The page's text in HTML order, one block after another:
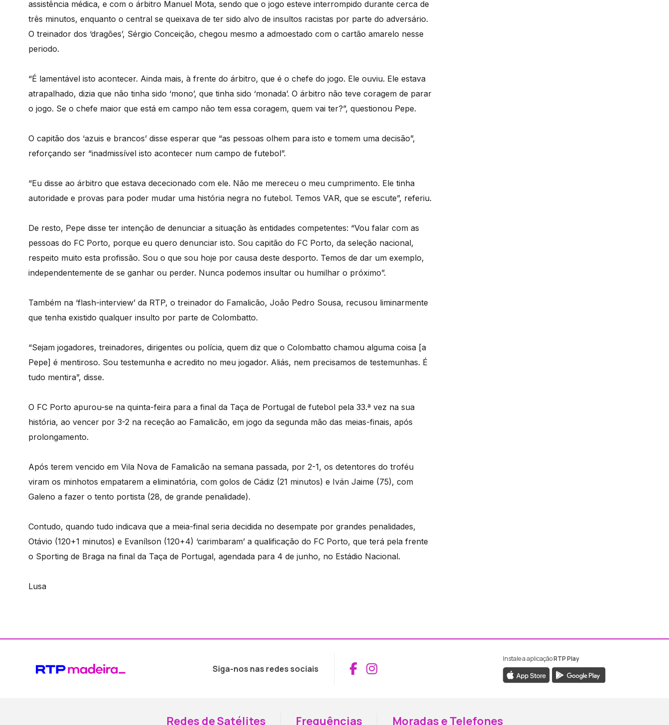
assistência médica, e com o árbitro Manuel Mota, sendo que o jogo esteve interrompido durante cerca de
três minutos, enquanto o central se queixava de ter sido alvo de insultos racistas por parte do adversário.
O treinador dos ‘dragões’, Sérgio Conceição, chegou mesmo a admoestado com o cartão amarelo nesse
periodo.
“É lamentável isto acontecer. Ainda mais, à frente do árbitro, que é o chefe do jogo. Ele ouviu. Ele estava
atrapalhado, dizia que não tinha sido ‘mono’, que tinha sido ‘monada’. O árbitro não teve coragem de parar
o jogo. Se o chefe maior que está em campo não tem essa coragem, quem vai ter?”, questionou Pepe.
O capitão dos ‘azuis e brancos’ disse esperar que “as pessoas olhem para isto e tomem uma decisão”,
reforçando ser “inadmissível isto acontecer num campo de futebol”.
“Eu disse ao árbitro que estava dececionado com ele. Não me mereceu o meu cumprimento. Ele tinha
autoridade e provas para poder mudar uma história negra no futebol. Temos VAR, que se escute”, referiu.
De resto, Pepe disse ter intenção de denunciar a situação às entidades competentes: “Vou falar com as
pessoas do FC Porto, porque eu quero denunciar isto. Sou capitão do FC Porto, da seleção nacional,
respeito muito esta profissão. Sou o que sou hoje por causa deste desporto. Temos de dar um exemplo,
independentemente de se ganhar ou perder. Nunca podemos insultar ou humilhar o próximo”.
Também na ‘flash-interview’ da RTP, o treinador do Famalicão, João Pedro Sousa, recusou liminarmente
que tenha existido qualquer insulto por parte de Colombatto.
“Sejam jogadores, treinadores, dirigentes ou polícia, quem diz que o Colombatto chamou alguma coisa [a
Pepe] é mentiroso. Sou testemunha e acredito no meu jogador. Aliás, nem precisamos de testemunhas. É
tudo mentira”, disse.
O FC Porto apurou-se na quinta-feira para a final da Taça de Portugal de futebol pela 33.ª vez na sua
história, ao vencer por 3-2 na receção ao Famalicão, em jogo da segunda mão das meias-finais, após
prolongamento.
Após terem vencido em Vila Nova de Famalicão na semana passada, por 2-1, os detentores do troféu
viram os minhotos empatarem a eliminatória, com golos de Cádiz (21 minutos) e Iván Jaime (75), com
Galeno a fazer o tento portista (28, de grande penalidade).
Contudo, quando tudo indicava que a meia-final seria decidida no desempate por grandes penalidades,
Otávio (120+1 minutos) e Evanílson (120+4) ‘carimbaram’ a qualificação do FC Porto, que terá pela frente
o Sporting de Braga na final da Taça de Portugal, agendada para 4 de junho, no Estádio Nacional.
Lusa
Siga-nos nas redes sociais Aceder ao Facebook da RTP Madeira
Aceder ao Instagram da RTP Madeira
Instale a aplicaçãoRTP Play
Redes de Satélites Frequências Moradas e Telefones